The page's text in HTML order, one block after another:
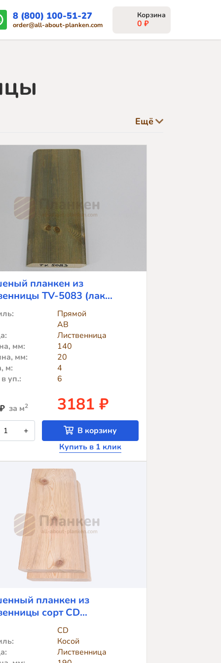
8 (800) 100-51-27
order@all-about-planken.com 0 ₽
Ещё
планкен из
TV-5083 (лак
Прямой
АВ
Лиственница
мм:
140
мм:
20
м:
4
уп.:
6
₽ за м2 3181 ₽
+
В корзину
Купить в 1 клик
планкен из
сорт CD
CD
Косой
Лиственница